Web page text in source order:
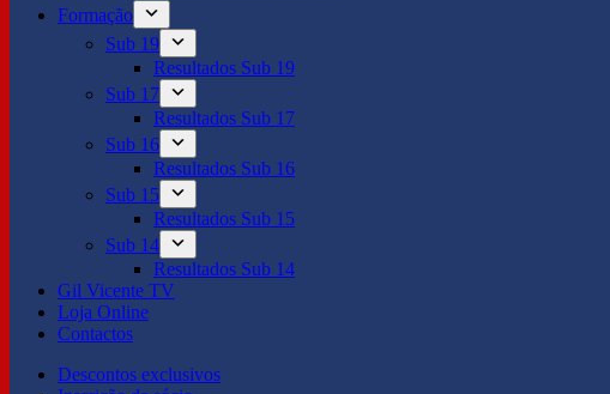
Formação
Sub 19
Resultados Sub 19
Sub 17
Resultados Sub 17
Sub 16
Resultados Sub 16
Sub 15
Resultados Sub 15
Sub 14
Resultados Sub 14
Gil Vicente TV
Loja Online
Contactos
Descontos exclusivos